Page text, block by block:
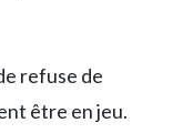
refuse de
être en jeu.